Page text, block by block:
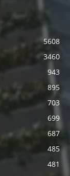
5608
3460
943
895
703
699
687
485
481